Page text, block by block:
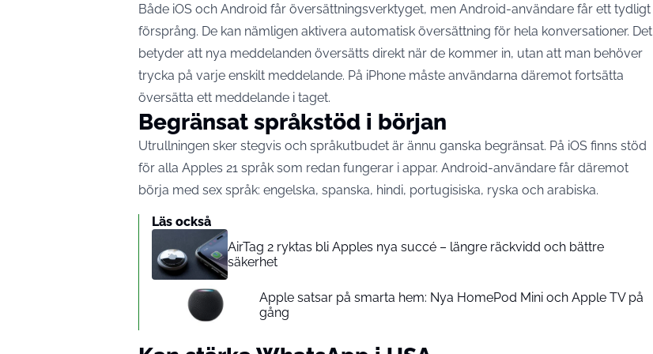
Både iOS och Android får översättningsverktyget, men Android-användare får ett tydligt
försprång. De kan nämligen aktivera automatisk översättning för hela konversationer. Det
betyder att nya meddelanden översätts direkt när de kommer in, utan att man behöver
trycka på varje enskilt meddelande. På iPhone måste användarna däremot fortsätta
översätta ett meddelande i taget.
Begränsat språkstöd i början
Utrullningen sker stegvis och språkutbudet är ännu ganska begränsat. På iOS finns stöd
för alla Apples 21 språk som redan fungerar i appar. Android-användare får däremot
börja med sex språk: engelska, spanska, hindi, portugisiska, ryska och arabiska.
Läs också
AirTag 2 ryktas bli Apples nya succé – längre räckvidd och bättre
säkerhet
Apple satsar på smarta hem: Nya HomePod Mini och Apple TV på
gång